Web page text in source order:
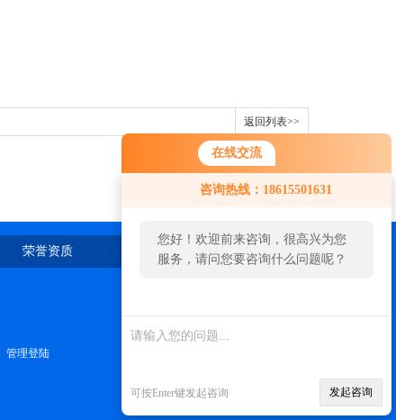
在线交流
咨询热线：18615501631
您好！欢迎前来咨询，很高兴为您
服务，请问您要咨询什么问题呢？
可按Enter键发起咨询 发起咨询
返回列表>>
荣誉资质 在线留言 联系我们
管理登陆